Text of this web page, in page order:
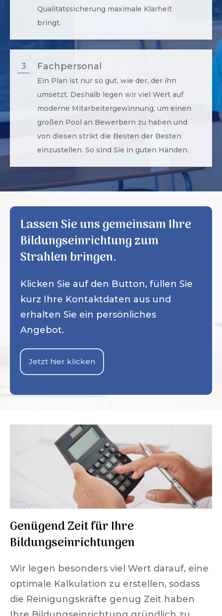
Qualitätssicherung maximale Klarheit
bringt.
3 Fachpersonal
Ein Plan ist nur so gut, wie der, der ihn
umsetzt. Deshalb legen wir viel Wert auf
moderne Mitarbeitergewinnung, um einen
großen Pool an Bewerbern zu haben und
von diesen strikt die Besten der Besten
einzustellen. So sind Sie in guten Händen.
Lassen Sie uns gemeinsam Ihre
Bildungseinrichtung zum
Strahlen bringen.
Klicken Sie auf den Button, füllen Sie
kurz Ihre Kontaktdaten aus und
erhalten Sie ein persönliches
Angebot.
Jetzt hier klicken
Genügend Zeit für Ihre
Bildungseinrichtungen
Wir legen besonders viel Wert darauf, eine
optimale Kalkulation zu erstellen, sodass
die Reinigungskräfte genug Zeit haben